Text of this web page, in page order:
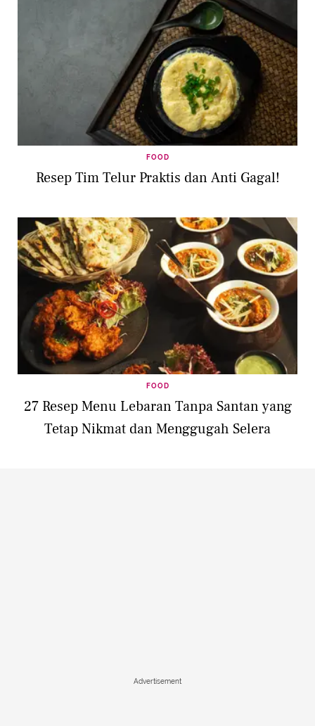
FOOD
Resep Tim Telur Praktis dan Anti Gagal!
FOOD
27 Resep Menu Lebaran Tanpa Santan yang
Tetap Nikmat dan Menggugah Selera
Advertisement